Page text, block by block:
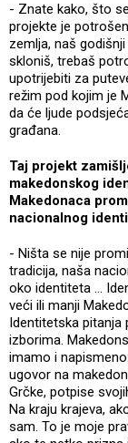
- Znate kako, što
projekte je
zemlja, naš
skloniš, trebaš
upotrijebiti za
režim pod kojim je
da će ljude
građana.
Taj projekt
makedonskog
Makedonaca
nacionalnog
- Ništa se nije
tradicija, naša
oko identiteta ...
veći ili manji
Identitetska pitanja
izborima.
imamo i
ugovor na
Grčke, potpise
Na kraju krajeva,
sam. To je moje